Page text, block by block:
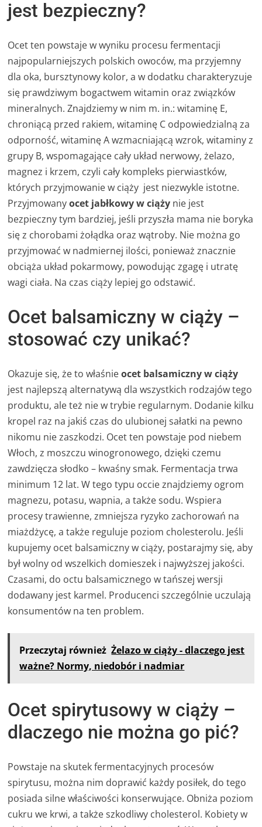
jest bezpieczny?
Ocet ten powstaje w wyniku procesu fermentacji
najpopularniejszych polskich owoców, ma przyjemny
dla oka, bursztynowy kolor, a w dodatku charakteryzuje
się prawdziwym bogactwem witamin oraz związków
mineralnych. Znajdziemy w nim m. in.: witaminę E,
chroniącą przed rakiem, witaminę C odpowiedzialną za
odporność, witaminę A wzmacniającą wzrok, witaminy z
grupy B, wspomagające cały układ nerwowy, żelazo,
magnez i krzem, czyli cały kompleks pierwiastków,
których przyjmowanie w ciąży jest niezwykle istotne.
Przyjmowanyocet jabłkowy w ciąży nie jest
bezpieczny tym bardziej, jeśli przyszła mama nie boryka
się z chorobami żołądka oraz wątroby. Nie można go
przyjmować w nadmiernej ilości, ponieważ znacznie
obciąża układ pokarmowy, powodując zgagę i utratę
wagi ciała. Na czas ciąży lepiej go odstawić.
Ocet balsamiczny w ciąży –
stosować czy unikać?
Okazuje się, że to właśnieocet balsamiczny w ciąży
jest najlepszą alternatywą dla wszystkich rodzajów tego
produktu, ale też nie w trybie regularnym. Dodanie kilku
kropel raz na jakiś czas do ulubionej sałatki na pewno
nikomu nie zaszkodzi. Ocet ten powstaje pod niebem
Włoch, z moszczu winogronowego, dzięki czemu
zawdzięcza słodko – kwaśny smak. Fermentacja trwa
minimum 12 lat. W tego typu occie znajdziemy ogrom
magnezu, potasu, wapnia, a także sodu. Wspiera
procesy trawienne, zmniejsza ryzyko zachorowań na
miażdżycę, a także reguluje poziom cholesterolu. Jeśli
kupujemy ocet balsamiczny w ciąży, postarajmy się, aby
był wolny od wszelkich domieszek i najwyższej jakości.
Czasami, do octu balsamicznego w tańszej wersji
dodawany jest karmel. Producenci szczególnie uczulają
konsumentów na ten problem.
Przeczytaj również Żelazo w ciąży - dlaczego jest
ważne? Normy, niedobór i nadmiar
Ocet spirytusowy w ciąży –
dlaczego nie można go pić?
Powstaje na skutek fermentacyjnych procesów
spirytusu, można nim doprawić każdy posiłek, do tego
posiada silne właściwości konserwujące. Obniża poziom
cukru we krwi, a także szkodliwy cholesterol. Kobiety w